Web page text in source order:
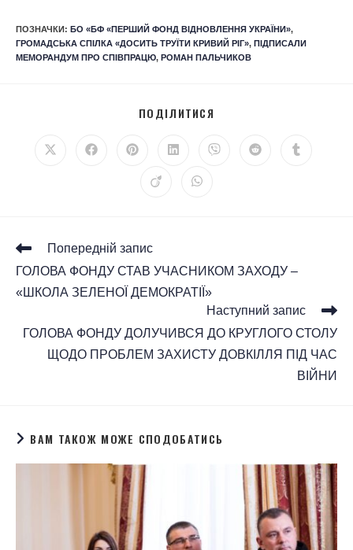
ПОЗНАЧКИ : БО «БФ «ПЕРШИЙ ФОНД ВІДНОВЛЕННЯ УКРАЇНИ»,
ГРОМАДСЬКА СПІЛКА «ДОСИТЬ ТРУЇТИ КРИВИЙ РІГ», ПІДПИСАЛИ
МЕМОРАНДУМ ПРО СПІВПРАЦЮ, РОМАН ПАЛЬЧИКОВ
ПОДІЛИТИСЯ
Попередній запис
ГОЛОВА ФОНДУ СТАВ УЧАСНИКОМ ЗАХОДУ –
«ШКОЛА ЗЕЛЕНОЇ ДЕМОКРАТІЇ»
Наступний запис
ГОЛОВА ФОНДУ ДОЛУЧИВСЯ ДО КРУГЛОГО СТОЛУ
ЩОДО ПРОБЛЕМ ЗАХИСТУ ДОВКІЛЛЯ ПІД ЧАС
ВІЙНИ
ВАМ ТАКОЖ МОЖЕ СПОДОБАТИСЬ